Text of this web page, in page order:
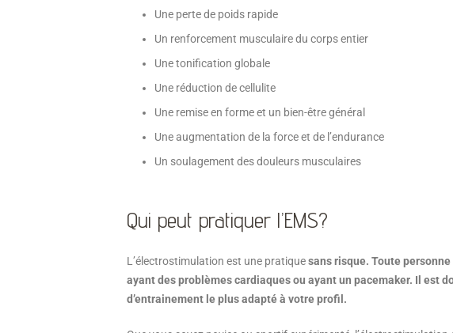
Une perte de poids rapide
Un renforcement musculaire du corps entier
Une tonification globale
Une réduction de cellulite
Une remise en forme et un bien-être général
Une augmentation de la force et de l’endurance
Un soulagement des douleurs musculaires
Qui peut pratiquer l’EMS?
L’électrostimulation est une pratiquesans risque. Toute
ayant des problèmes cardiaques ou ayant un pacemaker. Il est
d’entrainement le plus adapté à votre profil.